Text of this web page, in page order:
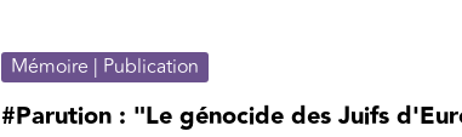
Mémoire | Publication
#Parution : "Le génocide des Juifs